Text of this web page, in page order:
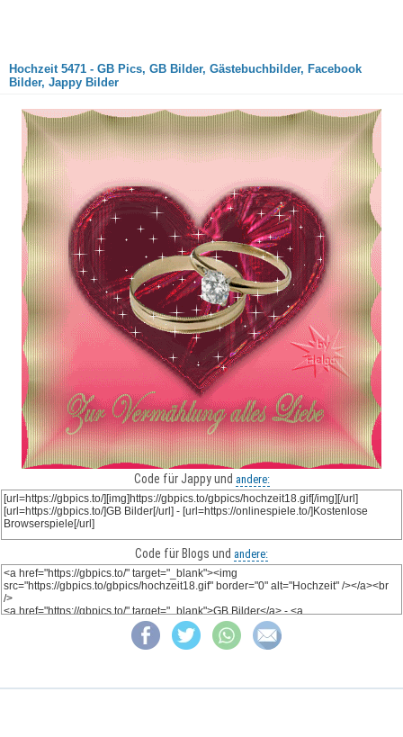
Hochzeit 5471 - GB Pics, GB Bilder, Gästebuchbilder, Facebook
Bilder, Jappy Bilder
Code für Jappy und andere:
Code für Blogs und andere: